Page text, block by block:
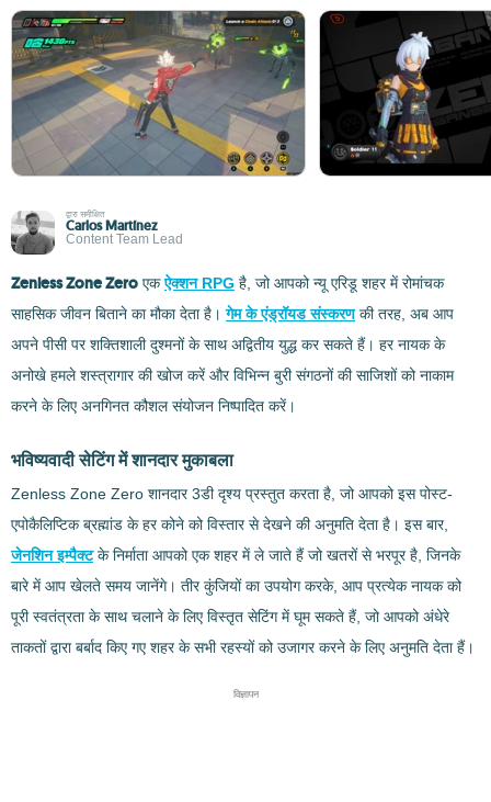
द्वारा समीक्षित
Carlos Martínez
Content Team Lead
Zenless Zone Zero एकऐक्शन RPG है, जो आपको न्यू एरिडू शहर में रोमांचक
साहसिक जीवन बिताने का मौका देता है।गेम के एंड्रॉयड संस्करणकी तरह, अब आप
अपने पीसी पर शक्तिशाली दुश्मनों के साथ अद्वितीय युद्ध कर सकते हैं। हर नायक के
अनोखे हमले शस्त्रागार की खोज करें और विभिन्न बुरी संगठनों की साजिशों को नाकाम
करने के लिए अनगिनत कौशल संयोजन निष्पादित करें।
भविष्यवादी सेटिंग में शानदार मुकाबला
Zenless Zone Zero शानदार 3डी दृश्य प्रस्तुत करता है, जो आपको इस पोस्ट-
एपोकैलिप्टिक ब्रह्मांड के हर कोने को विस्तार से देखने की अनुमति देता है। इस बार,
जेनशिन इम्पैक्टके निर्माता आपको एक शहर में ले जाते हैं जो खतरों से भरपूर है, जिनके
बारे में आप खेलते समय जानेंगे। तीर कुंजियों का उपयोग करके, आप प्रत्येक नायक को
पूरी स्वतंत्रता के साथ चलाने के लिए विस्तृत सेटिंग में घूम सकते हैं, जो आपको अंधेरे
ताकतों द्वारा बर्बाद किए गए शहर के सभी रहस्यों को उजागर करने के लिए अनुमति देता हैं।
विज्ञापन